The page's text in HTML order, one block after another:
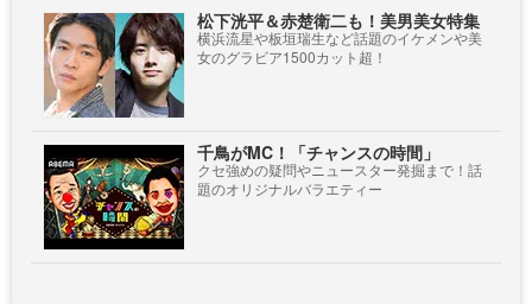
松下洸平＆赤楚衛二も！美男美女特集
横浜流星や板垣瑞生など話題のイケメンや美
女のグラビア1500カット超！
千鳥がMC！「チャンスの時間」
クセ強めの疑問やニュースター発掘まで！話
題のオリジナルバラエティー